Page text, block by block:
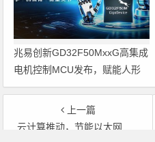
兆易创新GD32F50MxxG高集成
电机控制MCU发布，赋能人形
机器人关节驱动革新
上一篇
云计算推动，节能以太网技术将诞生